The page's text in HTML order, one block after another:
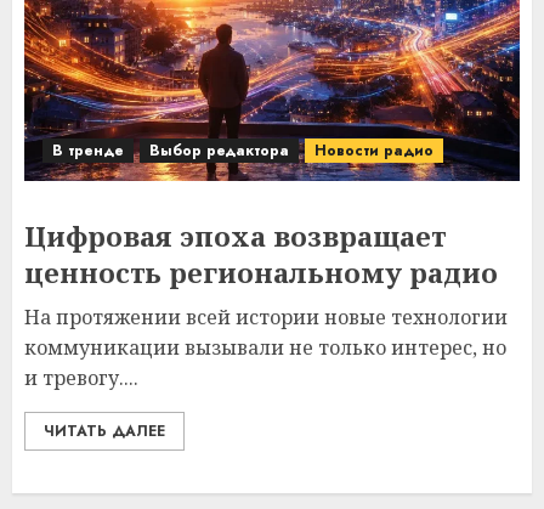
В тренде Выбор редактора Новости радио
Цифровая эпоха возвращает
ценность региональному радио
На протяжении всей истории новые технологии
коммуникации вызывали не только интерес, но
и тревогу....
ЧИТАТЬ ДАЛЕЕ